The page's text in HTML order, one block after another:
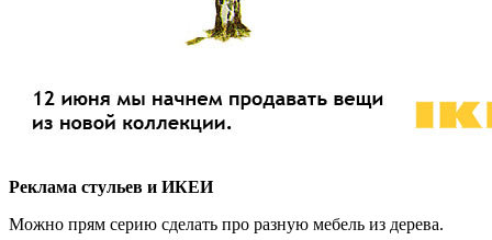
Реклама стульев и ИКЕИ
Можно прям серию сделать про разную мебель из дерева.